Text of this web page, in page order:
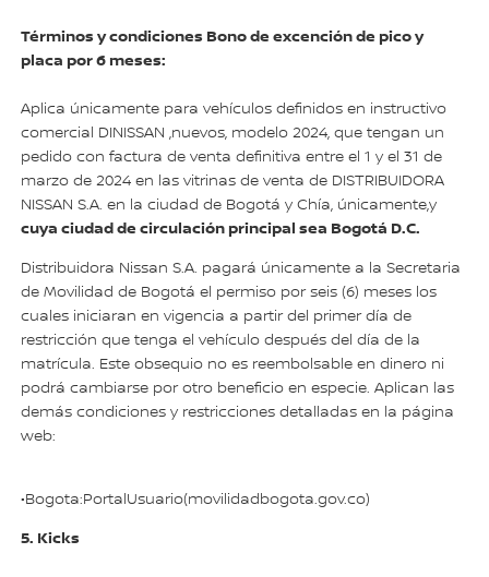
Términos y condiciones Bono de excención de pico y
placa por 6 meses:
Aplica únicamente para vehículos definidos en instructivo
comercial DINISSAN ,nuevos, modelo 2024, que tengan un
pedido con factura de venta definitiva entre el 1 y el 31 de
marzo de 2024 en las vitrinas de venta de DISTRIBUIDORA
NISSAN S.A. en la ciudad de Bogotá y Chía, únicamente,y
cuya ciudad de circulación principal sea Bogotá D.C.
Distribuidora Nissan S.A. pagará únicamente a la Secretaria
de Movilidad de Bogotá el permiso por seis (6) meses los
cuales iniciaran en vigencia a partir del primer día de
restricción que tenga el vehículo después del día de la
matrícula. Este obsequio no es reembolsable en dinero ni
podrá cambiarse por otro beneficio en especie. Aplican las
demás condiciones y restricciones detalladas en la página
web:
•Bogota:PortalUsuario(movilidadbogota.gov.co)
5. Kicks